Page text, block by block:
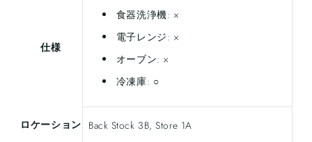
仕様
食器洗浄機: ×
電子レンジ: ×
オーブン: ×
冷凍庫: ○
ロケーション Back Stock 3B, Store 1A